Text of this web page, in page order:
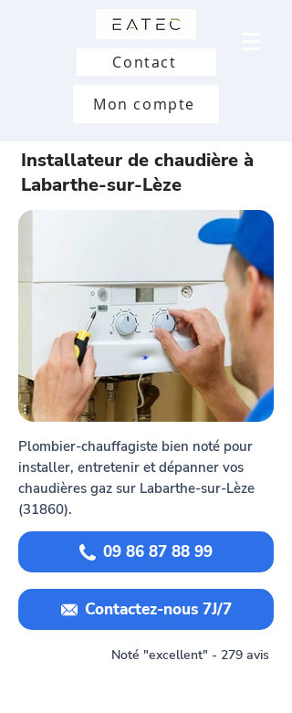
Contact
Mon compte
Installateur de chaudière à
Labarthe-sur-Lèze
Plombier-chauffagiste bien noté pour
installer, entretenir et dépanner vos
chaudières gaz sur Labarthe-sur-Lèze
(31860).
09 86 87 88 99
Contactez-nous 7J/7
Noté "excellent" - 279 avis